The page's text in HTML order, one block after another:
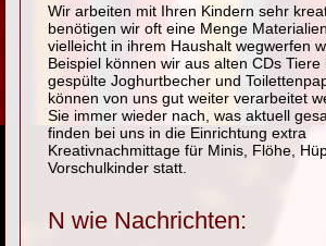
Wir arbeiten mit Ihren Kindern sehr
benötigen wir oft eine Menge
vielleicht in ihrem Haushalt wegwerfen
Beispiel können wir aus alten CDs Tiere
gespülte Joghurtbecher und
können von uns gut weiter verarbeitet
Sie immer wieder nach, was aktuell
finden bei uns in die Einrichtung extra
Kreativnachmittage für Minis, Flöhe,
Vorschulkinder statt.
N wie Nachrichten: